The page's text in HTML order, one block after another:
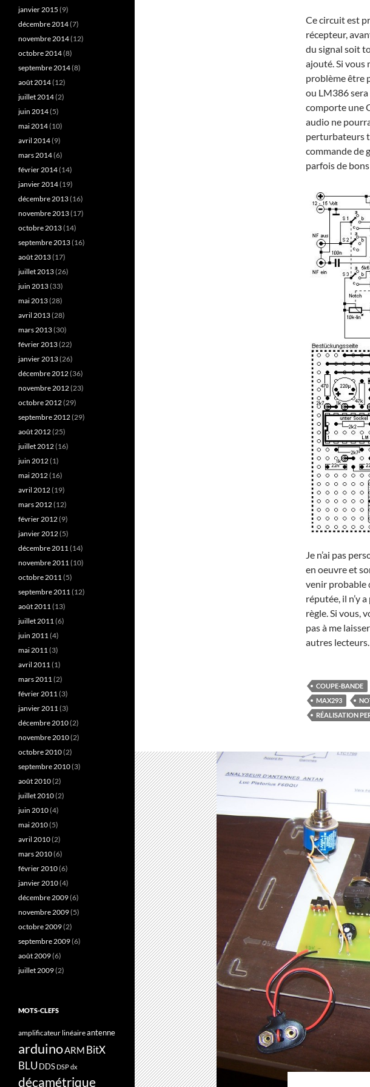
Ce circuit est
récepteur,
du signal soit
ajouté. Si vous
problème être
ou LM386
comporte une
audio ne
perturbateurs
commande de
parfois de
Je n’ai pas
en oeuvre et
venir probable
réputée, il n’y
règle. Si vous,
pas à me
autres lecteurs.
COUPE-BANDE
MAX293
RÉALISATION
janvier 2015 (9)
décembre 2014(7)
novembre 2014(12)
octobre 2014(8)
septembre 2014(8)
août 2014(12)
juillet 2014(2)
juin 2014(5)
mai 2014(10)
avril 2014(9)
mars 2014(6)
février 2014(14)
janvier 2014(19)
décembre 2013(16)
novembre 2013(17)
octobre 2013(14)
septembre 2013(16)
août 2013(17)
juillet 2013(26)
juin 2013(33)
mai 2013(28)
avril 2013(28)
mars 2013(30)
février 2013(22)
janvier 2013(26)
décembre 2012(36)
novembre 2012(23)
octobre 2012(29)
septembre 2012(29)
août 2012(25)
juillet 2012(16)
juin 2012(1)
mai 2012(16)
avril 2012(19)
mars 2012(12)
février 2012(9)
janvier 2012(5)
décembre 2011(14)
novembre 2011(10)
octobre 2011(5)
septembre 2011(12)
août 2011(13)
juillet 2011(6)
juin 2011(4)
mai 2011(3)
avril 2011(1)
mars 2011(2)
février 2011(3)
janvier 2011(3)
décembre 2010(2)
novembre 2010(2)
octobre 2010(2)
septembre 2010(3)
août 2010(2)
juillet 2010(2)
juin 2010(4)
mai 2010(5)
avril 2010(2)
mars 2010(6)
février 2010(6)
janvier 2010(4)
décembre 2009(6)
novembre 2009(5)
octobre 2009(2)
septembre 2009(6)
août 2009(6)
juillet 2009(2)
MOTS-CLEFS
amplificateur linéaireantenne
arduinoARM BitX
BLU DDS DSPdx
décamétrique